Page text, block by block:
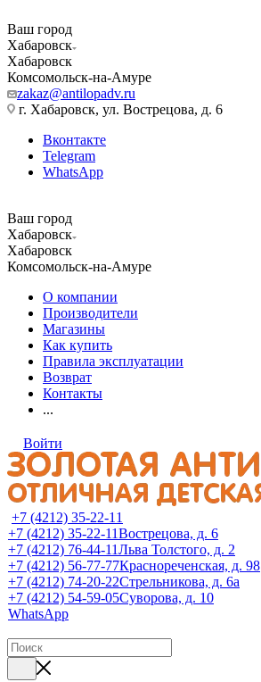
Ваш город
Хабаровск
Хабаровск
Комсомольск-на-Амуре
zakaz@antilopadv.ru
г. Хабаровск, ул. Вострецова, д. 6
Вконтакте
Telegram
WhatsApp
Ваш город
Хабаровск
Хабаровск
Комсомольск-на-Амуре
О компании
Производители
Магазины
Как купить
Правила эксплуатации
Возврат
Контакты
...
Войти
+7 (4212) 35-22-11
+7 (4212) 35-22-11Вострецова, д. 6
+7 (4212) 76-44-11Льва Толстого, д. 2
+7 (4212) 56-77-77Краснореченская, д. 98
+7 (4212) 74-20-22Стрельникова, д. 6а
+7 (4212) 54-59-05Суворова, д. 10
WhatsApp